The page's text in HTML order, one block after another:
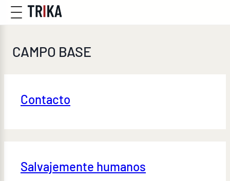
CAMPO BASE
Contacto
Salvajemente humanos